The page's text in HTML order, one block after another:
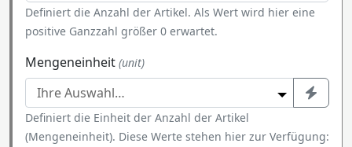
Definiert die Anzahl der Artikel. Als Wert wird hier eine
positive Ganzzahl größer 0 erwartet.
Mengeneinheit (unit)
Definiert die Einheit der Anzahl der Artikel
(Mengeneinheit). Diese Werte stehen hier zur Verfügung: